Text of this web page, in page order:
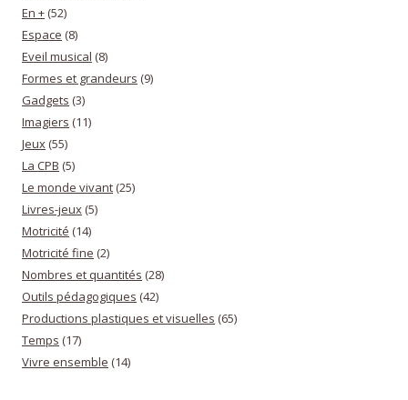
En + (52)
Espace (8)
Eveil musical (8)
Formes et grandeurs (9)
Gadgets (3)
Imagiers (11)
Jeux (55)
La CPB (5)
Le monde vivant (25)
Livres-jeux (5)
Motricité (14)
Motricité fine (2)
Nombres et quantités (28)
Outils pédagogiques (42)
Productions plastiques et visuelles (65)
Temps (17)
Vivre ensemble (14)